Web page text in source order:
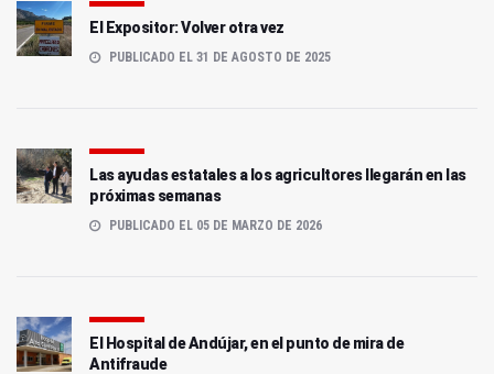
El Expositor: Volver otra vez
PUBLICADO EL 31 DE AGOSTO DE 2025
Las ayudas estatales a los agricultores llegarán en las
próximas semanas
PUBLICADO EL 05 DE MARZO DE 2026
El Hospital de Andújar, en el punto de mira de
Antifraude